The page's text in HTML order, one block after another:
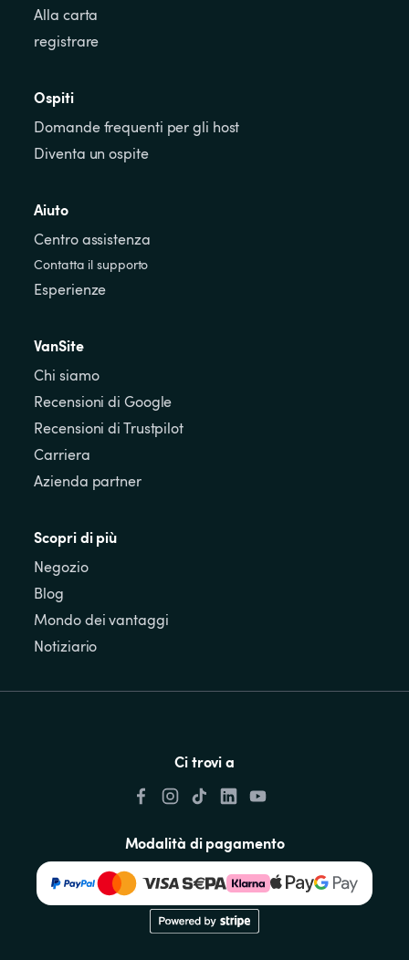
Alla carta
registrare
Ospiti
Domande frequenti per gli host
Diventa un ospite
Aiuto
Centro assistenza
Contatta il supporto
Esperienze
VanSite
Chi siamo
Recensioni di Google
Recensioni di Trustpilot
Carriera
Azienda partner
Scopri di più
Negozio
Blog
Mondo dei vantaggi
Notiziario
Ci trovi a
Modalità di pagamento